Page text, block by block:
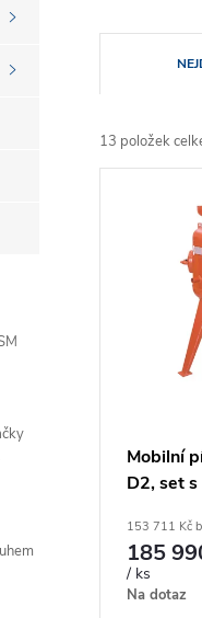
a
z
13 položek
Mobilní
D2, set
153 711 Kč
185
/ ks
Na dotaz